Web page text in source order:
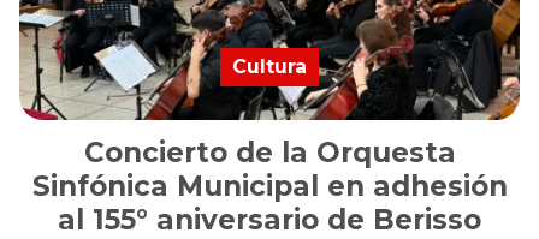
Concierto de la Orquesta
Sinfónica Municipal en adhesión
al 155° aniversario de Berisso
Cultura